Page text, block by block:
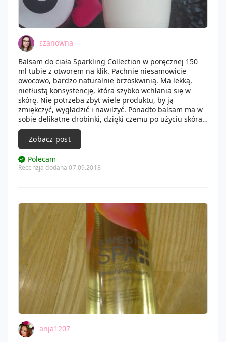
szanowna
Balsam do ciała Sparkling Collection w poręcznej 150
ml tubie z otworem na klik. Pachnie niesamowicie
owocowo, bardzo naturalnie brzoskwinią. Ma lekką,
nietłustą konsystencję, która szybko wchłania się w
skórę. Nie potrzeba zbyt wiele produktu, by ją
zmiękczyć, wygładzić i nawilżyć. Ponadto balsam ma w
sobie delikatne drobinki, dzięki czemu po użyciu skóra
pięknie się mieni. Jestem z niego bardzo zadowolona
Zobacz post
Polecam
Recenzja dodana 07.09.2018
anja1207